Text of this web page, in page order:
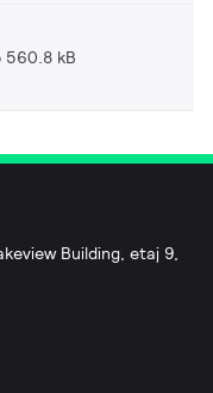
560.8 kB
Building, etaj 9,